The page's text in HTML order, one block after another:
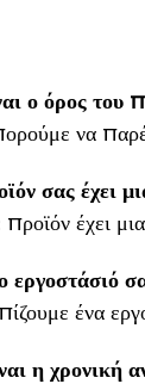
ο όρος του
να
σας έχει
έχει
εργοστάσιό
ένα
η χρονική